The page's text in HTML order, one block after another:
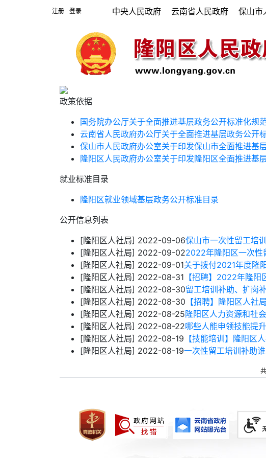
注册 登录 中央人民政府 云南省人民政府 保山市
政策依据
国务院办公厅关于全面推进基层政务公开标准化规
云南省人民政府办公厅关于全面推进基层政务公开
保山市人民政府办公室关于印发保山市全面推进基
隆阳区人民政府办公室关于印发隆阳区全面推进基
就业标准目录
隆阳区就业领域基层政务公开标准目录
公开信息列表
[隆阳区人社局] 2022-09-06保山市一次性留工培
[隆阳区人社局] 2022-09-022022年隆阳区一次性
[隆阳区人社局] 2022-09-01关于拨付2021年度隆
[隆阳区人社局] 2022-08-31 【招聘】2022年隆
[隆阳区人社局] 2022-08-30留工培训补助、扩岗
[隆阳区人社局] 2022-08-30 【招聘】隆阳区人
[隆阳区人社局] 2022-08-25隆阳区人力资源和社
[隆阳区人社局] 2022-08-22哪些人能申领技能提升
[隆阳区人社局] 2022-08-19 【技能培训】隆阳区
[隆阳区人社局] 2022-08-19一次性留工培训补助